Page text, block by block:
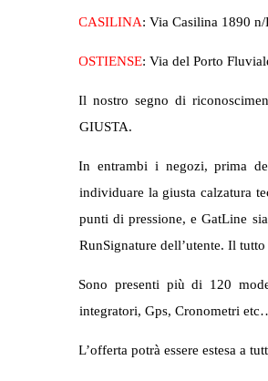
CASILINA: Via Casilina 1890
OSTIENSE: Via del Porto
Il nostro segno di
GIUSTA.
In entrambi i negozi, prima
individuare la giusta calzatura
punti di pressione, e GatLine
RunSignature dell’utente. Il
Sono presenti più di 120
integratori, Gps, Cronometri
L’offerta potrà essere estesa a